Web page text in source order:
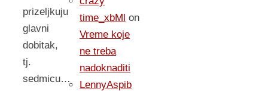
prizeljkuju
glavni
dobitak,
tj.
sedmicu…
time_xbMl on
Vreme koje
ne treba
nadoknaditi
LennyAspib